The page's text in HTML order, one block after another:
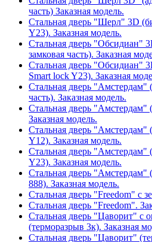
часть) Заказная модель.
Стальная дверь "Шерл" 3D
Y23). Заказная модель.
Стальная дверь "Обсидиан"
замковая часть). Заказная
Стальная дверь "Обсидиан"
Smart lock Y23). Заказная
Стальная дверь "Амстердам"
часть). Заказная модель.
Стальная дверь "Амстердам"
Заказная модель.
Стальная дверь "Амстердам"
Y12). Заказная модель.
Стальная дверь "Амстердам"
Y23). Заказная модель.
Стальная дверь "Амстердам"
888). Заказная модель.
Стальная дверь "Freedom" с
Стальная дверь "Freedom".
Стальная дверь "Цаворит" с
(терморазрыв 3к). Заказная
Стальная дверь "Цаворит"